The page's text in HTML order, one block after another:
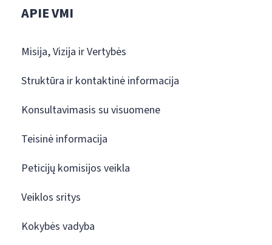
APIE VMI
Misija, Vizija ir Vertybės
Struktūra ir kontaktinė informacija
Konsultavimasis su visuomene
Teisinė informacija
Peticijų komisijos veikla
Veiklos sritys
Kokybės vadyba